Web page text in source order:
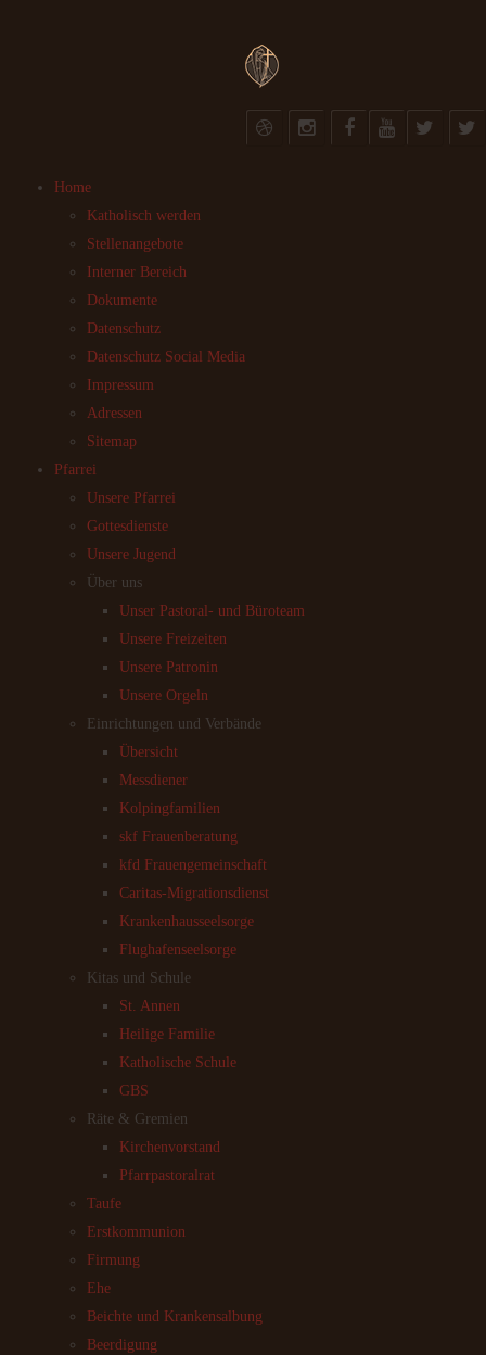
Home
Katholisch werden
Stellenangebote
Interner Bereich
Dokumente
Datenschutz
Datenschutz Social Media
Impressum
Adressen
Sitemap
Pfarrei
Unsere Pfarrei
Gottesdienste
Unsere Jugend
Über uns
Unser Pastoral- und Büroteam
Unsere Freizeiten
Unsere Patronin
Unsere Orgeln
Einrichtungen und Verbände
Übersicht
Messdiener
Kolpingfamilien
skf Frauenberatung
kfd Frauengemeinschaft
Caritas-Migrationsdienst
Krankenhausseelsorge
Flughafenseelsorge
Kitas und Schule
St. Annen
Heilige Familie
Katholische Schule
GBS
Räte & Gremien
Kirchenvorstand
Pfarrpastoralrat
Taufe
Erstkommunion
Firmung
Ehe
Beichte und Krankensalbung
Beerdigung